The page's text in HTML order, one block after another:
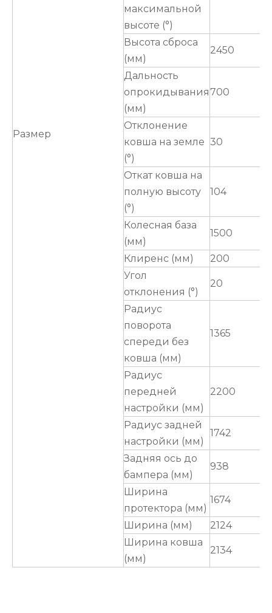
Размер
максимальной
высоте (°)
Высота сброса
(мм)
2450
Дальность
опрокидывания
(мм)
700
Отклонение
ковша на земле
(°)
30
Откат ковша на
полную высоту
(°)
104
Колесная база
(мм)
1500
Клиренс (мм)
200
Угол
отклонения (°)
20
Радиус
поворота
спереди без
ковша (мм)
1365
Радиус
передней
настройки (мм)
2200
Радиус задней
настройки (мм)
1742
Задняя ось до
бампера (мм)
938
Ширина
протектора (мм)
1674
Ширина (мм)
2124
Ширина ковша
(мм)
2134